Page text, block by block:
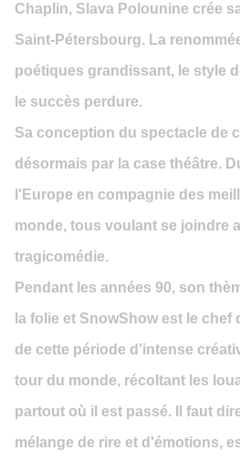
Chaplin, Slava Polounine crée
Saint-Pétersbourg. La
poétiques grandissant, le style
le succès perdure.
Sa conception du spectacle de
désormais par la case théâtre.
l'Europe en compagnie des
monde, tous voulant se joindre
tragicomédie.
Pendant les années 90, son
la folie et SnowShow est le
de cette période d'intense
tour du monde, récoltant les
partout où il est passé. Il faut
mélange de rire et d'émotions,